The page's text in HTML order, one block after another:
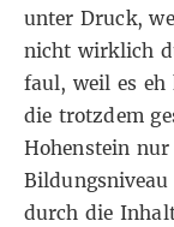
unter Druck,
nicht wirklich
faul, weil es eh
die trotzdem
Hohenstein nur
durch die